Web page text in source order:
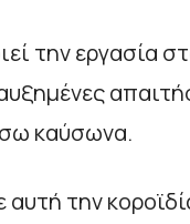
την εργασία
καύσωνα.
αυτή την